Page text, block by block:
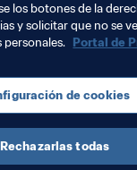
Soccer de la
los botones de la
y solicitar que no se
Portal de
de cookies
Rechazarlas todas